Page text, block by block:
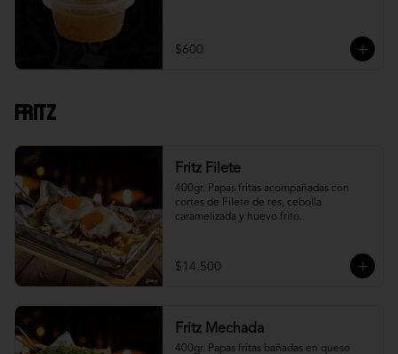
$600
Fritz
Fritz Filete
400gr. Papas fritas acompañadas con
cortes de Filete de res, cebolla
caramelizada y huevo frito.
$14.500
Fritz Mechada
400gr. Papas fritas bañadas en queso